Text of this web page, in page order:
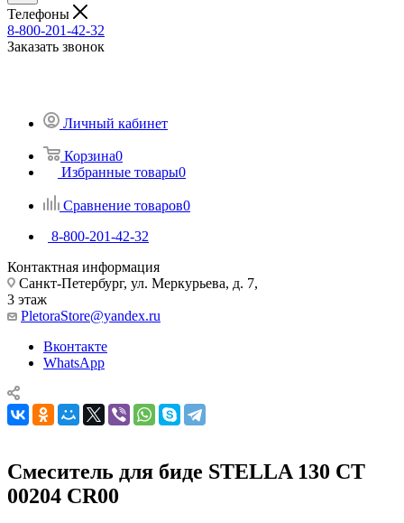
Телефоны
8-800-201-42-32
Заказать звонок
Личный кабинет
Корзина0
Избранные товары0
Сравнение товаров0
8-800-201-42-32
Контактная информация
Санкт-Петербург, ул. Меркурьева, д. 7,
3 этаж
PletoraStore@yandex.ru
Вконтакте
WhatsApp
Смеситель для биде STELLA 130 CT
00204 CR00